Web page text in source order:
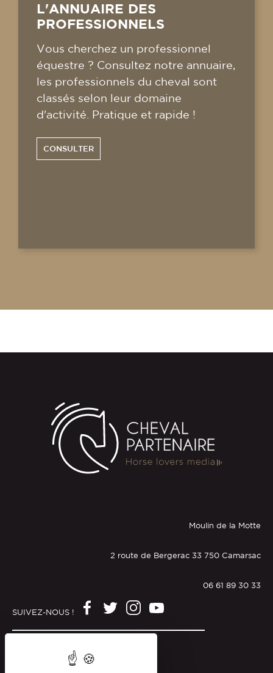
L'ANNUAIRE DES
PROFESSIONNELS
Vous cherchez un professionnel
équestre ? Consultez notre annuaire,
les professionnels du cheval sont
classés selon leur domaine
d'activité. Pratique et rapide !
CONSULTER
Moulin de la Motte
2 route de Bergerac 33 750 Camarsac
06 61 89 30 33
SUIVEZ-NOUS !
Politique de confidentialité